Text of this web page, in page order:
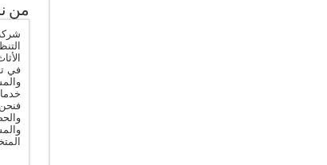
من
في